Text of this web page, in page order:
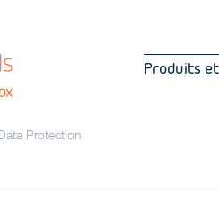
Produits
Protection